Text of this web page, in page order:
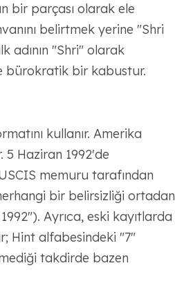
bir parçası olarak ele
belirtmek yerine "Shri
adının "Shri" olarak
bürokratik bir kabustur.
kullanır. Amerika
5 Haziran 1992'de
memuru tarafından
bir belirsizliği ortadan
Ayrıca, eski kayıtlarda
Hint alfabesindeki "7"
takdirde bazen